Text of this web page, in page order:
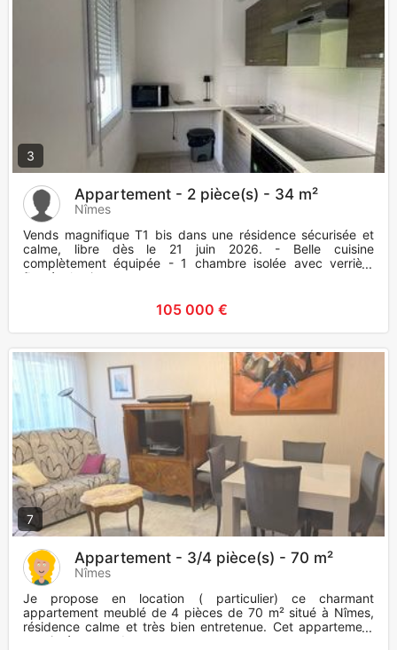
3
Appartement - 2 pièce(s) - 34 m²
Nîmes
Vends magnifique T1 bis dans une résidence sécurisée et
calme, libre dès le 21 juin 2026. - Belle cuisine
complètement équipée - 1 chambre isolée avec verrière
floutée, lumineuse
105 000 €
7
Appartement - 3/4 pièce(s) - 70 m²
Nîmes
Je propose en location ( particulier) ce charmant
appartement meublé de 4 pièces de 70 m² situé à Nîmes,
résidence calme et très bien entretenue. Cet appartement
est situé au rez-d